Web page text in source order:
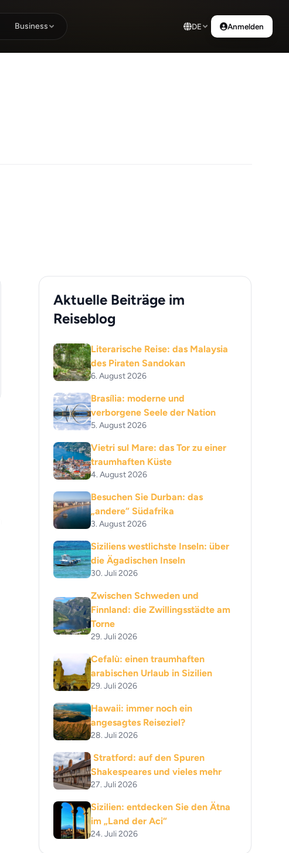
Business DE Anmelden
Aktuelle Beiträge im
Reiseblog
Literarische Reise: das Malaysia
des Piraten Sandokan
6. August 2026
Brasília: moderne und
verborgene Seele der Nation
5. August 2026
Vietri sul Mare: das Tor zu einer
traumhaften Küste
4. August 2026
Besuchen Sie Durban: das
„andere“ Südafrika
3. August 2026
Siziliens westlichste Inseln: über
die Ägadischen Inseln
30. Juli 2026
Zwischen Schweden und
Finnland: die Zwillingsstädte am
Torne
29. Juli 2026
Cefalù: einen traumhaften
arabischen Urlaub in Sizilien
29. Juli 2026
Hawaii: immer noch ein
angesagtes Reiseziel?
28. Juli 2026
Stratford: auf den Spuren
Shakespeares und vieles mehr
27. Juli 2026
Sizilien: entdecken Sie den Ätna
im „Land der Aci“
24. Juli 2026